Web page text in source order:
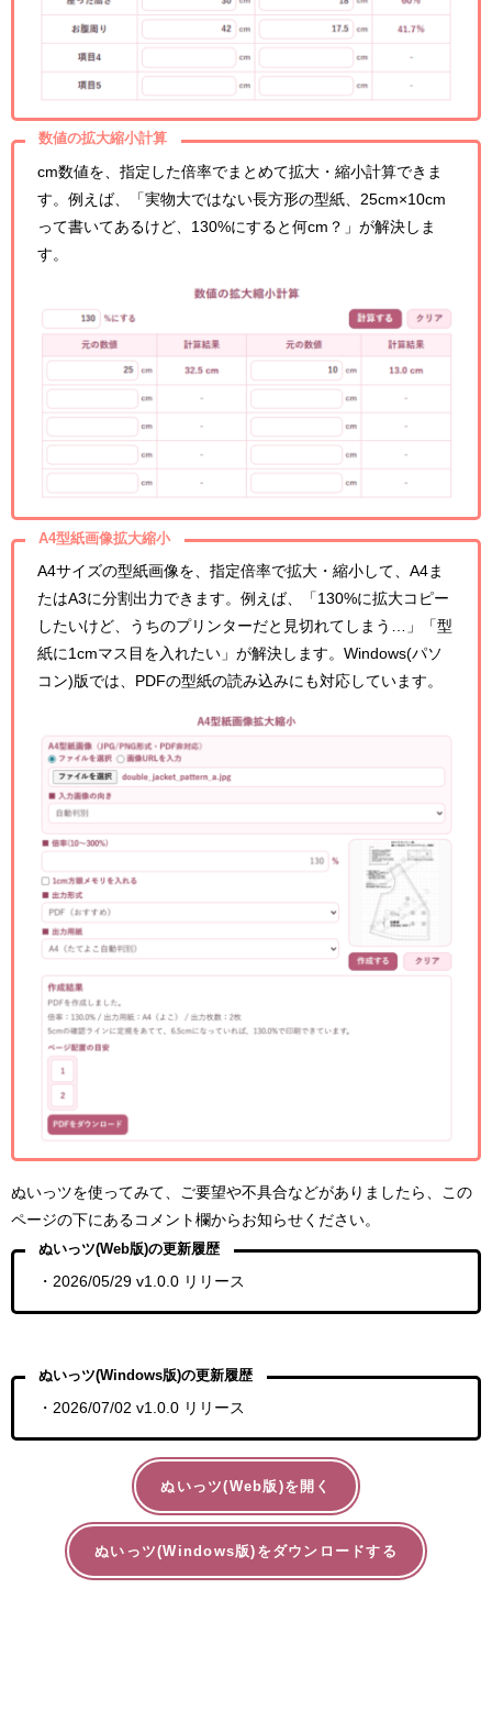
数値の拡大縮小計算
cm数値を、指定した倍率でまとめて拡大・縮小計算できま
す。例えば、「実物大ではない長方形の型紙、25cm×10cm
って書いてあるけど、130%にすると何cm？」が解決しま
す。
A4型紙画像拡大縮小
A4サイズの型紙画像を、指定倍率で拡大・縮小して、A4ま
たはA3に分割出力できます。例えば、「130%に拡大コピー
したいけど、うちのプリンターだと見切れてしまう…」「型
紙に1cmマス目を入れたい」が解決します。Windows(パソ
コン)版では、PDFの型紙の読み込みにも対応しています。
ぬいっツを使ってみて、ご要望や不具合などがありましたら、この
ページの下にあるコメント欄からお知らせください。
ぬいっツ(Web版)の更新履歴
・2026/05/29 v1.0.0 リリース
ぬいっツ(Windows版)の更新履歴
・2026/07/02 v1.0.0 リリース
ぬいっツ(Web版)を開く
ぬいっツ(Windows版)をダウンロードする